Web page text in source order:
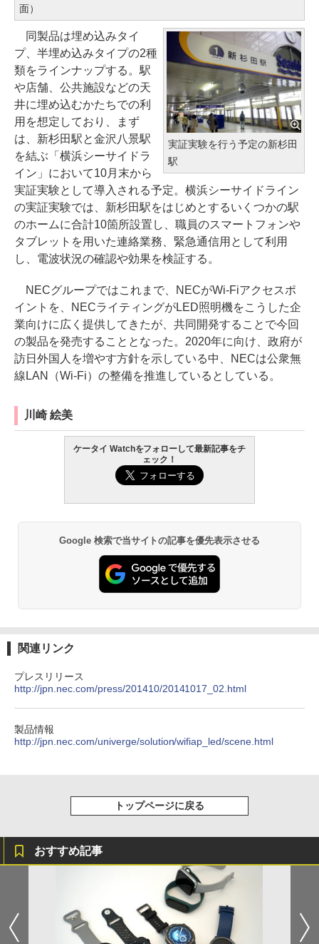
面）
実証実験を行う予定の新杉田
駅
同製品は埋め込みタイ
プ、半埋め込みタイプの2種
類をラインナップする。駅
や店舗、公共施設などの天
井に埋め込むかたちでの利
用を想定しており、まず
は、新杉田駅と金沢八景駅
を結ぶ「横浜シーサイドラ
イン」において10月末から
実証実験として導入される予定。横浜シーサイドライン
の実証実験では、新杉田駅をはじめとするいくつかの駅
のホームに合計10箇所設置し、職員のスマートフォンや
タブレットを用いた連絡業務、緊急通信用として利用
し、電波状況の確認や効果を検証する。
NECグループではこれまで、NECがWi-Fiアクセスポ
イントを、NECライティングがLED照明機をこうした企
業向けに広く提供してきたが、共同開発することで今回
の製品を発売することとなった。2020年に向け、政府が
訪日外国人を増やす方針を示している中、NECは公衆無
線LAN（Wi-Fi）の整備を推進しているとしている。
川崎 絵美
ケータイ Watchをフォローして最新記事をチ
ェック！
Google 検索で当サイトの記事を優先表示させる
関連リンク
プレスリリース
http://jpn.nec.com/press/201410/20141017_02.html
製品情報
http://jpn.nec.com/univerge/solution/wifiap_led/scene.html
トップページに戻る
おすすめ記事